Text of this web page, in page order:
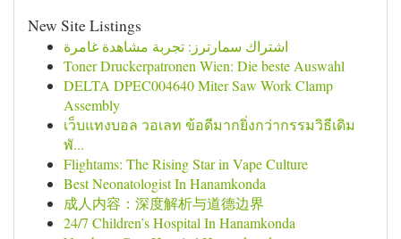
New Site Listings
اشتراك سمارترز: تجربة مشاهدة غامرة
Toner Druckerpatronen Wien: Die beste Auswahl
DELTA DPEC004640 Miter Saw Work Clamp
Assembly
เว็บแทงบอล วอเลท ข้อดีมากยิ่งกว่ากรรมวิธีเดิม
พั...
Flightams: The Rising Star in Vape Culture
Best Neonatologist In Hanamkonda
成人内容：深度解析与道德边界
24/7 Children’s Hospital In Hanamkonda